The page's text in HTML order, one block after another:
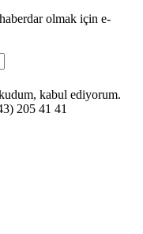
olmak için e-
kabul ediyorum.
205 41 41